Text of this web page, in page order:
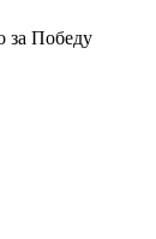
за Победу